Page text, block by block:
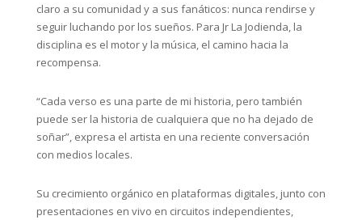
claro a su comunidad y a sus fanáticos: nunca rendirse y
seguir luchando por los sueños. Para Jr La Jodienda, la
disciplina es el motor y la música, el camino hacia la
recompensa.
“Cada verso es una parte de mi historia, pero también
puede ser la historia de cualquiera que no ha dejado de
soñar”, expresa el artista en una reciente conversación
con medios locales.
Su crecimiento orgánico en plataformas digitales, junto con
presentaciones en vivo en circuitos independientes,